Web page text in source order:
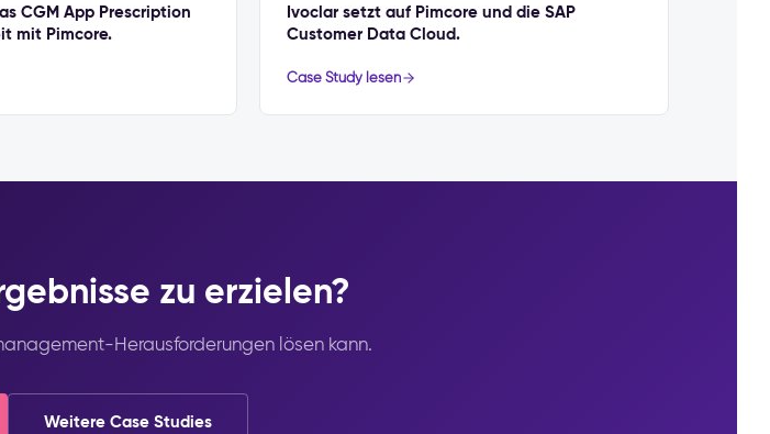
CGM App Prescription
mit Pimcore.
Ivoclar setzt auf Pimcore und die SAP
Customer Data Cloud.
Case Study lesen
zu erzielen?
Herausforderungen lösen kann.
Weitere Case Studies